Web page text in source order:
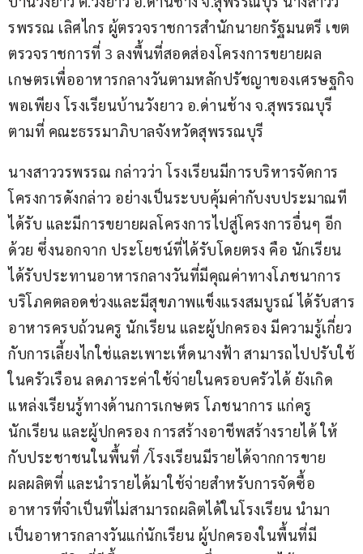
รพรรณ เลิศไกร ผู้ตรวจราชการสำนักนายกรัฐมนตรี เขต
ตรวจราชการที่ 3 ลงพื้นที่สอดส่องโครงการขยายผล
เกษตรเพื่ออาหารกลางวันตามหลักปรัชญาของเศรษฐกิจ
พอเพียง โรงเรียนบ้านวังยาว อ.ด่านช้าง จ.สุพรรณบุรี
ตามที่ คณะธรรมาภิบาลจังหวัดสุพรรณบุรี
นางสาววรพรรณ กล่าวว่า โรงเรียนมีการบริหารจัดการ
โครงการดังกล่าว อย่างเป็นระบบคุ้มค่ากับงบประมาณที
ได้รับ และมีการขยายผลโครงการไปสู่โครงการอื่นๆ อีก
ด้วย ซึ่งนอกจาก ประโยชน์ที่ได้รับโดยตรง คือ นักเรียน
ได้รับประทานอาหารกลางวันที่มีคุณค่าทางโภชนาการ
บริโภคตลอดช่วงและมีสุขภาพแข็งแรงสมบูรณ์ ได้รับสาร
อาหารครบถ้วนครู นักเรียน และผู้ปกครอง มีความรู้เกี่ยว
กับการเลี้ยงไกใช่และเพาะเห็ดนางฟ้า สามารถไปปรับใช้
ในครัวเรือน ลดภาระค่าใช้จ่ายในครอบครัวได้ ยังเกิด
แหล่งเรียนรู้ทางด้านการเกษตร โภชนาการ แก่ครู
นักเรียน และผู้ปกครอง การสร้างอาชีพสร้างรายได้ ให้
กับประชาชนในพื้นที่ /โรงเรียนมีรายได้จากการขาย
ผลผลิตที่ และนำรายได้มาใช้จ่ายสำหรับการจัดซื้อ
อาหารที่จำเป็นที่ไม่สามารถผลิตได้ในโรงเรียน นำมา
เป็นอาหารกลางวันแก่นักเรียน ผู้ปกครองในพื้นที่มี